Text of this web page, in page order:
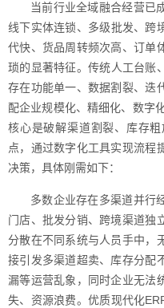
当前行业全域融合经营已
线下实体连锁、多级批发、跨
代快、货品周转频次高、订单
琐的显著特征。传统人工台账
存在功能单一、数据割裂、迭
配企业规模化、精细化、数字
核心是破解渠道割裂、库存
点，通过数字化工具实现流程
决策，具体刚需如下：
多数企业存在多渠道并行
门店、批发分销、跨境渠道独
分散在不同系统与人员手中，
接引发多渠道超卖、库存分配
漏等运营乱象，同时企业无法
失、资源浪费。优质现代化